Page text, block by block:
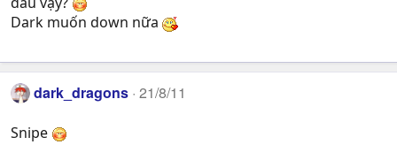
Dark muốn down nữa
dark_dragons 21/8/11
Snipe